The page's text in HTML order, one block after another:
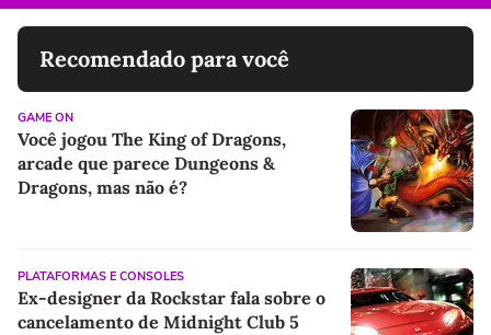
Recomendado para você
GAME ON
Você jogou The King of Dragons,
arcade que parece Dungeons &
Dragons, mas não é?
PLATAFORMAS E CONSOLES
Ex-designer da Rockstar fala sobre o
cancelamento de Midnight Club 5